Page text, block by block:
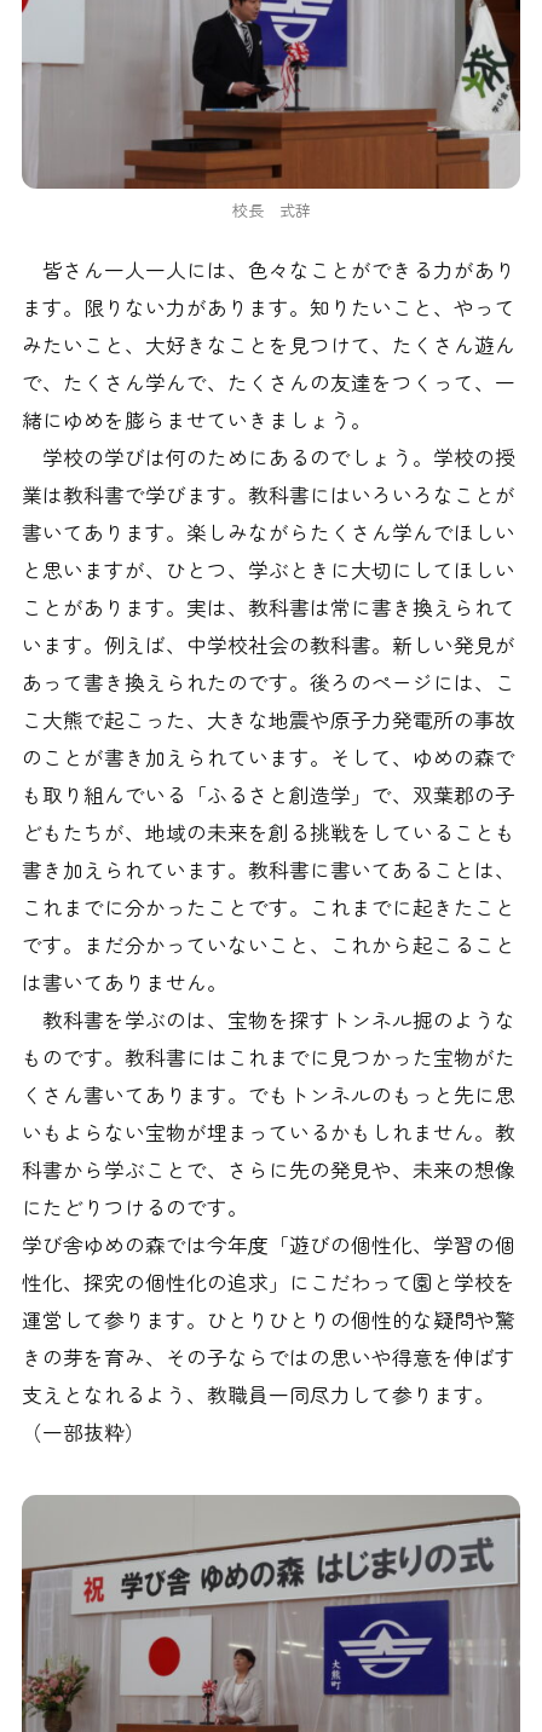
校長 式辞
皆さん一人一人には、色々なことができる力があり
ます。限りない力があります。知りたいこと、やって
みたいこと、大好きなことを見つけて、たくさん遊ん
で、たくさん学んで、たくさんの友達をつくって、一
緒にゆめを膨らませていきましょう。
学校の学びは何のためにあるのでしょう。学校の授
業は教科書で学びます。教科書にはいろいろなことが
書いてあります。楽しみながらたくさん学んでほしい
と思いますが、ひとつ、学ぶときに大切にしてほしい
ことがあります。実は、教科書は常に書き換えられて
います。例えば、中学校社会の教科書。新しい発見が
あって書き換えられたのです。後ろのページには、こ
こ大熊で起こった、大きな地震や原子力発電所の事故
のことが書き加えられています。そして、ゆめの森で
も取り組んでいる「ふるさと創造学」で、双葉郡の子
どもたちが、地域の未来を創る挑戦をしていることも
書き加えられています。教科書に書いてあることは、
これまでに分かったことです。これまでに起きたこと
です。まだ分かっていないこと、これから起こること
は書いてありません。
教科書を学ぶのは、宝物を探すトンネル掘のような
ものです。教科書にはこれまでに見つかった宝物がた
くさん書いてあります。でもトンネルのもっと先に思
いもよらない宝物が埋まっているかもしれません。教
科書から学ぶことで、さらに先の発見や、未来の想像
にたどりつけるのです。
学び舎ゆめの森では今年度「遊びの個性化、学習の個
性化、探究の個性化の追求」にこだわって園と学校を
運営して参ります。ひとりひとりの個性的な疑問や驚
きの芽を育み、その子ならではの思いや得意を伸ばす
支えとなれるよう、教職員一同尽力して参ります。
（一部抜粋）